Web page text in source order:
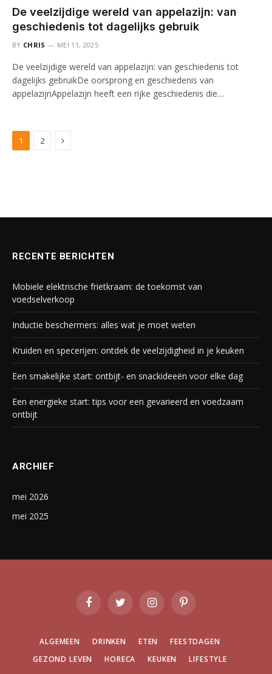
De veelzijdige wereld van appelazijn: van
geschiedenis tot dagelijks gebruik
BY CHRIS MEI 11, 2025
De veelzijdige wereld van appelazijn: van geschiedenis tot
dagelijks gebruikDe oorsprong en geschiedenis van
appelazijnAppelazijn heeft een rijke geschiedenis die…
1 2 Next
RECENTE BERICHTEN
Mobiele elektrische frietkraam: de toekomst van
voedselverkoop
Inductie beschermers: alles wat je moet weten
Kruiden en specerijen: ontdek de veelzijdigheid in je keuken
Een smakelijke start: ontbijt- en snackideeën voor elke dag
Een energieke start: tips voor een gevarieerd en voedzaam
ontbijt
ARCHIEF
mei 2026
mei 2025
FacebookTwitter InstagramPinterest
ALGEMEEN DRINKEN ETEN
FEESTDAGEN
GEZOND LEVEN
HORECA KEUKEN
LIFESTYLE